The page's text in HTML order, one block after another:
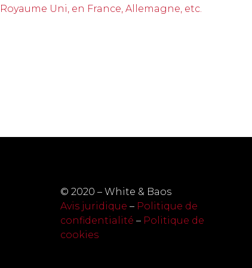
Royaume Uni, en France, Allemagne, etc.
© 2020 – White & Baos
Avis juridique – Politique de
confidentialité – Politique de
cookies